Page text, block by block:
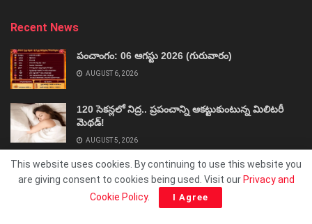
Recent News
పంచాంగం: 06 ఆగస్టు 2026 (గురువారం)
AUGUST 6, 2026
120 సెకన్లలో నిద్ర.. ప్రపంచాన్ని ఆకట్టుకుంటున్న మిలిటరీ
మెథడ్!
AUGUST 5, 2026
This website uses cookies. By continuing to use this website you
are giving consent to cookies being used. Visit our Privacy and
Cookie Policy. I Agree